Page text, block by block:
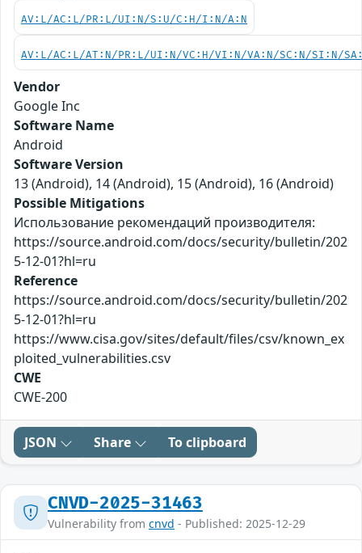
AV:L/AC:L/PR:L/UI:N/S:U/C:H/I:N/A:N
AV:L/AC:L/AT:N/PR:L/UI:N/VC:H/VI:N/VA:N/SC:N/SI:N/
Vendor
Google Inc
Software Name
Android
Software Version
13 (Android), 14 (Android), 15 (Android), 16 (Android)
Possible Mitigations
Использование рекомендаций производителя:
https://source.android.com/docs/security/bulletin/202
5-12-01?hl=ru
Reference
https://source.android.com/docs/security/bulletin/202
5-12-01?hl=ru
https://www.cisa.gov/sites/default/files/csv/known_ex
ploited_vulnerabilities.csv
CWE
CWE-200
JSON Share To clipboard
CNVD-2025-31463
Vulnerability from cnvd - Published: 2025-12-29